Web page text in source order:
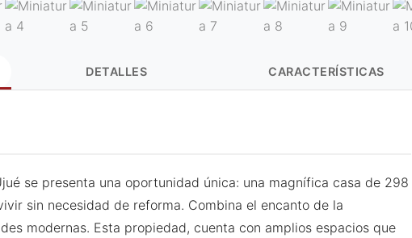
DETALLES CARACTERÍSTICAS
se presenta una oportunidad única: una magnífica casa de 298
sin necesidad de reforma. Combina el encanto de la
modernas. Esta propiedad, cuenta con amplios espacios que